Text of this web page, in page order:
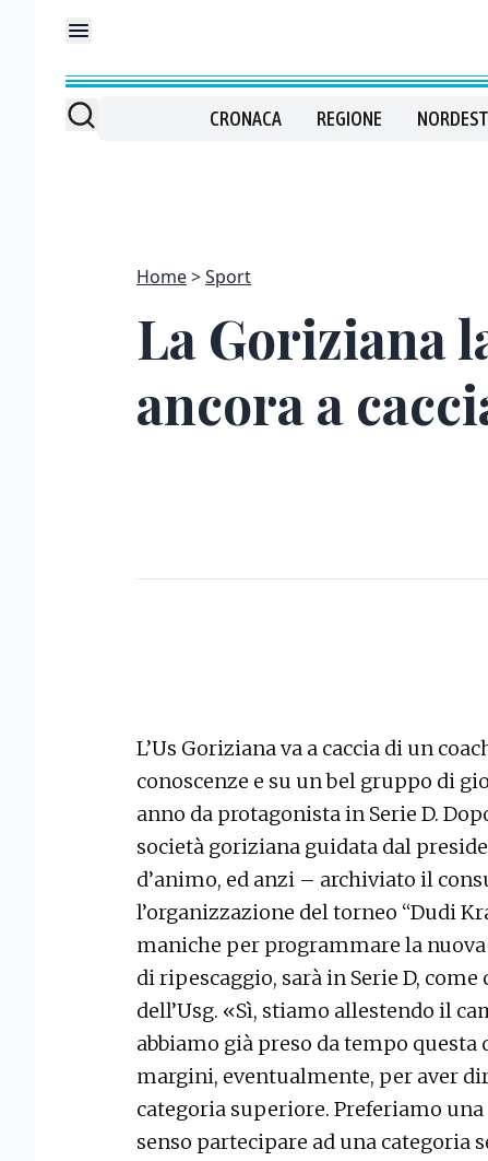
CRONACA REGIONE NORDEST
Home Sport
La Goriziana
ancora a
L’Us Goriziana va a caccia di un
conoscenze e su un bel gruppo di
anno da protagonista in Serie D.
società goriziana guidata dal
d’animo, ed anzi – archiviato il
l’organizzazione del torneo “Dudi
maniche per programmare la
di ripescaggio, sarà in Serie D,
dell’Usg. «Sì, stiamo allestendo il
abbiamo già preso da tempo
margini, eventualmente, per aver
categoria superiore. Preferiamo
senso partecipare ad una categoria